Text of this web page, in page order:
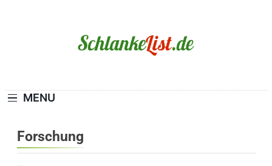
MENU
Forschung